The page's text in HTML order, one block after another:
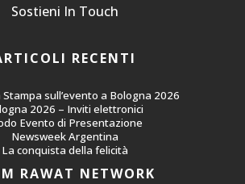
Sostieni In Touch
RECENTI
sull’evento a Bologna 2026
2026 – Inviti elettronici
Evento di Presentazione
Newsweek Argentina
La conquista della felicità
RAWAT NETWORK